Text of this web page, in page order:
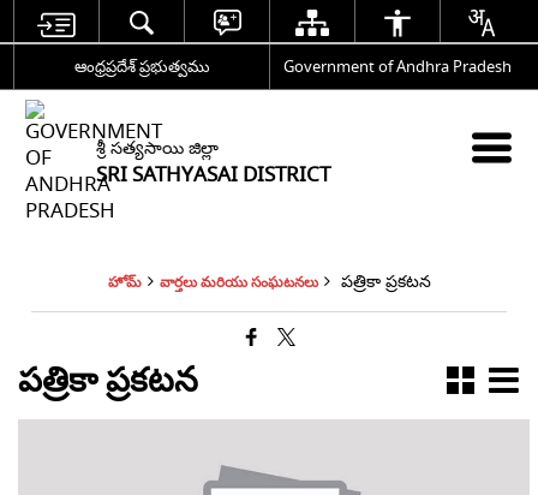
ఆంధ్రప్రదేశ్ ప్రభుత్వము Government of Andhra Pradesh
శ్రీ సత్యసాయి జిల్లా
SRI SATHYASAI DISTRICT
హోమ్ వార్తలు మరియు సంఘటనలు పత్రికా ప్రకటన
పత్రికా ప్రకటన